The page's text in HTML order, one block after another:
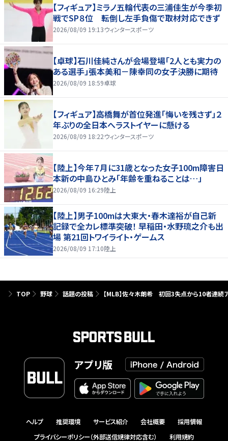
【フィギュア】ミラノ五輪代表の三浦佳生が今季初
戦でSP８位 転倒し左手負傷で取材対応できず
2026/08/09 19:13ウィンタースポーツ
【卓球】石川佳純さんが会場登場「2人とも実力の
ある選手」張本美和－陳幸同の女子決勝に期待
2026/08/09 18:59卓球
【フィギュア】高橋舞が首位発進「悔いを残さず」２
年ぶりの全日本へラストイヤーに懸ける
2026/08/09 18:22ウィンタースポーツ
【陸上】今年７月に31歳となった女子100m障害日
本新の中島ひとみ「年齢を重ねることは…」
2026/08/09 16:29陸上
【陸上】男子100mは大東大・春木達裕が自己新
記録で全カレ標準突破！ 早稲田・水野琉之介も出
場 第21回トワイライト・ゲームス
2026/08/09 17:10陸上
TOP 野球 話題の投稿 【MLB】佐々木朗希 初回3失点から10者連
アプリ版
ヘルプ 推奨環境 サービス紹介 会社概要
採用情報
プライバシーポリシー（外部送信規律対応含む）
利用規約